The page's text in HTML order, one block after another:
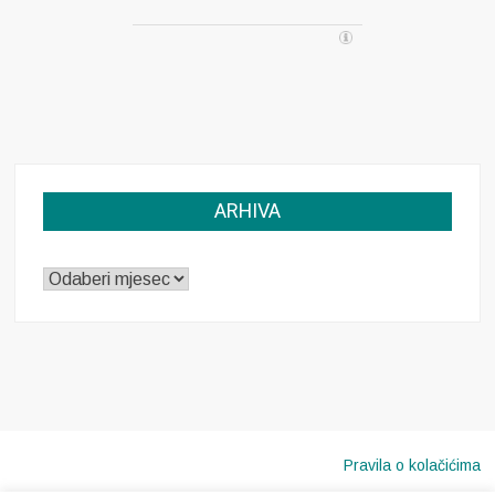
ARHIVA
ARHIVA
Pravila o kolačićima